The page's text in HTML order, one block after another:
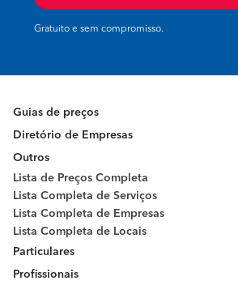
Gratuito e sem compromisso.
Guias de preços
Diretório de Empresas
Outros
Lista de Preços Completa
Lista Completa de Serviços
Lista Completa de Empresas
Lista Completa de Locais
Particulares
Profissionais